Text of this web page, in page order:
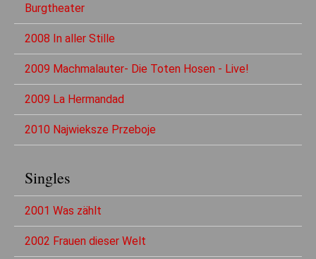
Burgtheater
2008 In aller Stille
2009 Machmalauter- Die Toten Hosen - Live!
2009 La Hermandad
2010 Najwieksze Przeboje
Singles
2001 Was zählt
2002 Frauen dieser Welt